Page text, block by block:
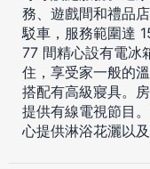
務、遊戲間和禮品
駁車，服務範圍達
77 間精心設有電冰
住，享受家一般的
搭配有高級寢具。
提供有線電視節目
心提供淋浴花灑以